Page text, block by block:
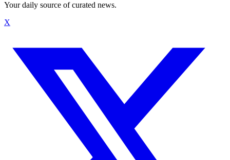
Your daily source of curated news.
X